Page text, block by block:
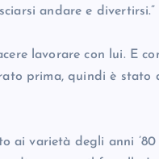
andare e divertirsi.”
lavorare con lui. E
prima, quindi è
ai varietà degli anni